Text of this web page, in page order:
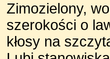
Zimozielony,
szerokości o
kłosy na